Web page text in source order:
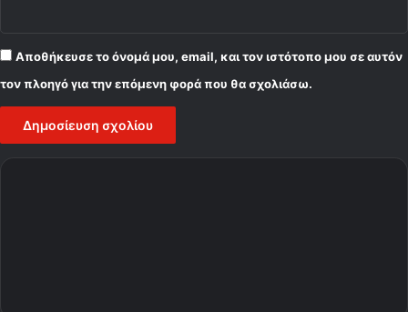
Αποθήκευσε το όνομά μου, email, και τον ιστότοπο μου σε αυτόν
τον πλοηγό για την επόμενη φορά που θα σχολιάσω.